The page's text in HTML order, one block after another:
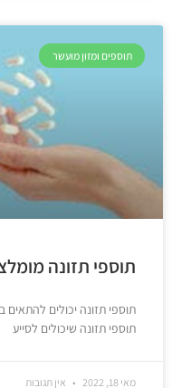
תוספים ומזון מועשר
תוספי תזונה
תוספי תזונה יכולים להתאים
תוספי תזונה שיכולים לסייע
מאי 18, 2022 אין תגובות